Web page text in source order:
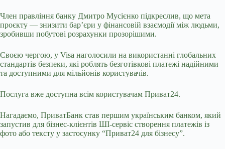
Член правління банку Дмитро Мусієнко підкреслив, що мета
проєкту — знизити бар’єри у фінансовій взаємодії між людьми,
зробивши побутові розрахунки прозорішими.
Своєю чергою, у Visa наголосили на використанні глобальних
стандартів безпеки, які роблять безготівкові платежі надійними
та доступними для мільйонів користувачів.
Послуга вже доступна всім користувачам Приват24.
Нагадаємо, ПриватБанк став першим українським банком, який
запустив для бізнес-клієнтів ШІ-сервіс створення платежів із
фото або тексту у застосунку “Приват24 для бізнесу”.